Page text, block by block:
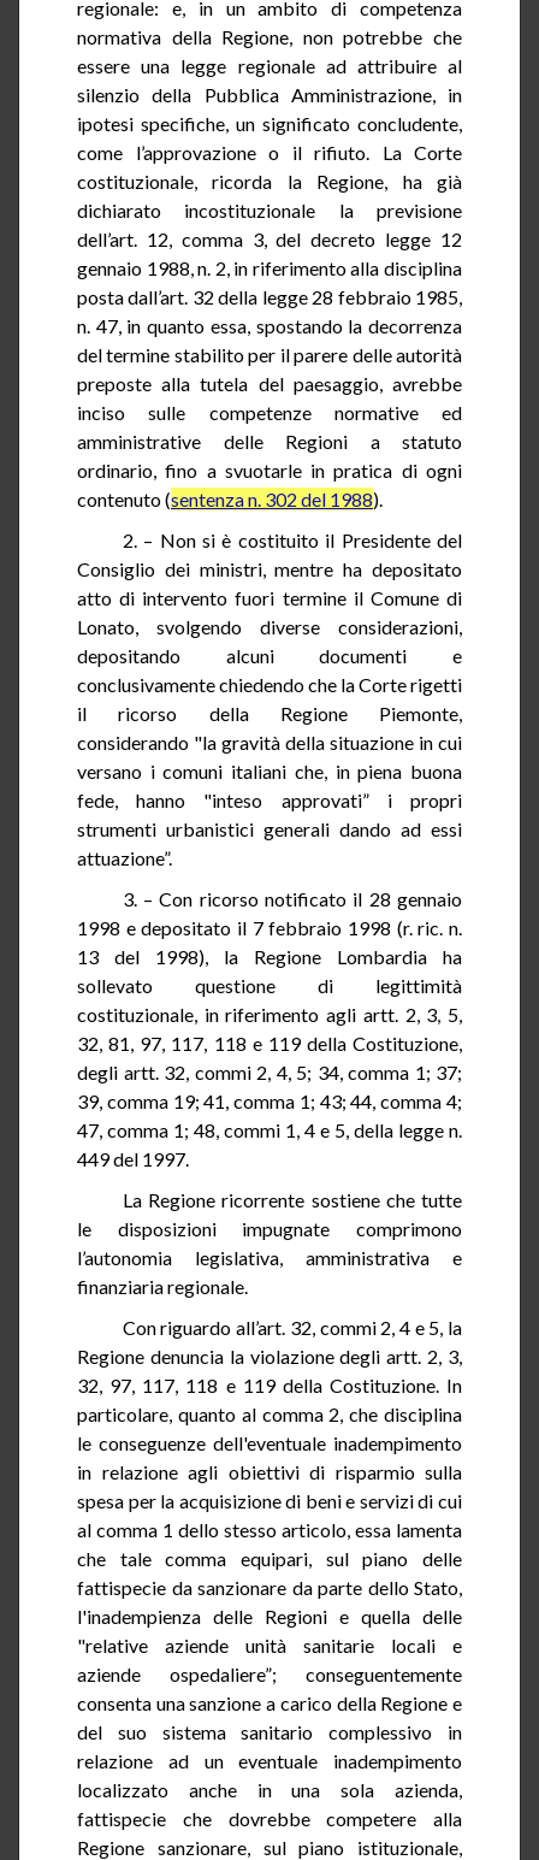
regionale: e, in un ambito di competenza
normativa della Regione, non potrebbe che
essere una legge regionale ad attribuire al
silenzio della Pubblica Amministrazione, in
ipotesi specifiche, un significato concludente,
come l’approvazione o il rifiuto. La Corte
costituzionale, ricorda la Regione, ha già
dichiarato incostituzionale la previsione
dell’art. 12 , comma 3, del decreto legge 12
gennaio 1988, n. 2, in riferimento alla disciplina
posta dall’art. 32 della legge 28 febbraio 1985,
n. 47, in quanto essa, spostando la decorrenza
del termine stabilito per il parere delle autorità
preposte alla tutela del paesaggio, avrebbe
inciso sulle competenze normative ed
amministrative delle Regioni a statuto
ordinario, fino a svuotarle in pratica di ogni
contenuto (sentenza n. 302 del 1988).
2. – Non si è costituito il Presidente del
Consiglio dei ministri, mentre ha depositato
attodi intervento fuori termine il Comune di
Lonato , svolgendo diverse considerazioni,
depositando alcuni documenti e
conclusivamente chiedendo che la Corte rigetti
il ricorso della Regione Piemonte,
considerando "la gravità della situazione in cui
versano i comuni italiani che, in piena buona
fede, hanno "inteso approvati” i propri
strumenti urbanistici generali dando ad essi
attuazione”.
3. – Con ricorso notificato il 28 gennaio
1998 e depositato il 7 febbraio 1998 (r. ric. n.
13 del 1998), la Regione Lombardia ha
sollevato questione di legittimità
costituzionale, in riferimento agli artt. 2, 3, 5,
32, 81, 97, 117, 118 e 119 della Costituzione,
degli artt. 32, commi 2, 4, 5; 34, comma 1; 37;
39, comma 19; 41, comma 1; 43; 44, comma 4;
47, comma 1; 48, commi 1, 4 e 5, della legge n.
449 del 1997.
La Regione ricorrente sostiene che tutte
le disposizioni impugnate comprimono
l’autonomia legislativa, amministrativa e
finanziaria regionale.
Con riguardo all’art. 32 , commi 2, 4 e 5, la
Regione denuncia la violazione degli artt. 2, 3,
32, 97, 117, 118 e 119 della Costituzione. In
particolare, quanto al comma 2 , che disciplina
le conseguenze dell'eventuale inadempimento
in relazione agli obiettivi di risparmio sulla
spesa per la acquisizione di beni e servizi di cui
al comma 1 dello stesso articolo, essa lamenta
che tale comma equipari, sul piano delle
fattispecie da sanzionare da parte dello Stato,
l'inadempienza delle Regioni e quella delle
"relative aziende unità sanitarie locali e
aziende ospedaliere”; conseguentemente
consenta una sanzione a carico della Regione e
del suo sistema sanitario complessivo in
relazione ad un eventuale inadempimento
localizzato anche in una sola azienda,
fattispecie che dovrebbe competere alla
Regione sanzionare, sul piano istituzionale,